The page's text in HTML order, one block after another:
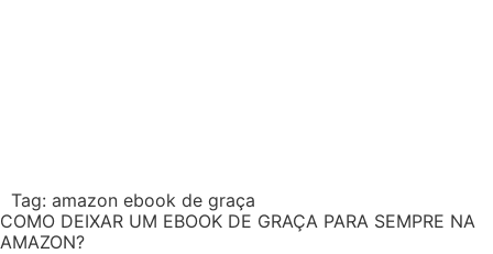
Tag: amazon ebook de graça
COMO DEIXAR UM EBOOK DE GRAÇA PARA SEMPRE NA
AMAZON?